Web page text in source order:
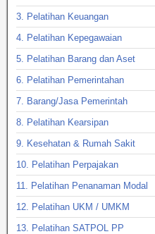
3. Pelatihan Keuangan
4. Pelatihan Kepegawaian
5. Pelatihan Barang dan Aset
6. Pelatihan Pemerintahan
7. Barang/Jasa Pemerintah
8. Pelatihan Kearsipan
9. Kesehatan & Rumah Sakit
10. Pelatihan Perpajakan
11. Pelatihan Penanaman Modal
12. Pelatihan UKM / UMKM
13. Pelatihan SATPOL PP